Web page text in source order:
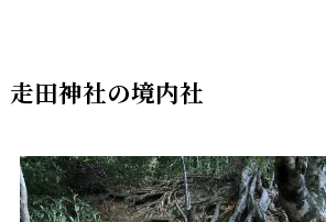
走田神社の境内社